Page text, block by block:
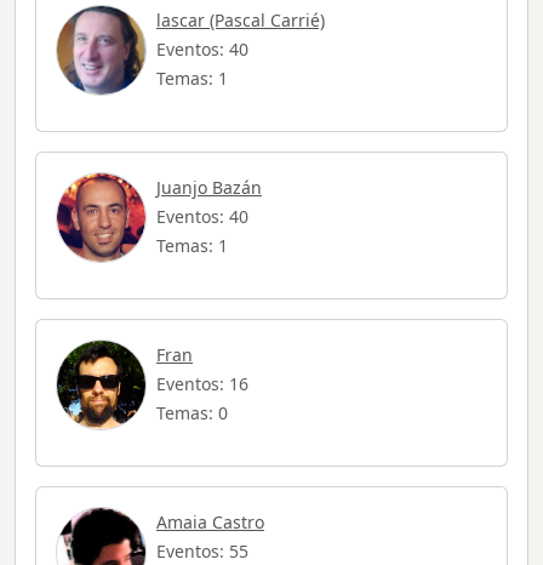
lascar (Pascal Carrié)
Eventos: 40
Temas: 1
Juanjo Bazán
Eventos: 40
Temas: 1
Fran
Eventos: 16
Temas: 0
Amaia Castro
Eventos: 55